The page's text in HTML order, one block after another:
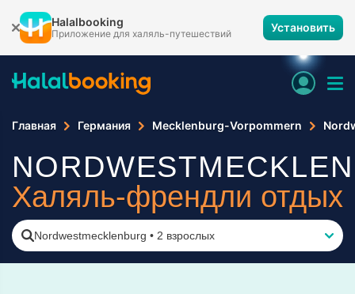
Halalbooking
Приложение для халяль-путешествий Установить
Главная Германия Mecklenburg-Vorpommern
Халяль-френдли отдых
Nordwestmecklenburg • 2 взрослых